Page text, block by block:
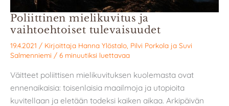
Poliittinen mielikuvitus ja
vaihtoehtoiset tulevaisuudet
19.4.2021 / Kirjoittaja Hanna Ylöstalo Pilvi Porkola ja Suvi
Salmenniemi / 6 minuutiksi luettavaa
Väitteet poliittisen mielikuvituksen kuolemasta ovat
ennenaikaisia: toisenlaisia maailmoja ja utopioita
kuvitellaan ja eletään todeksi kaiken aikaa. Arkipäivän